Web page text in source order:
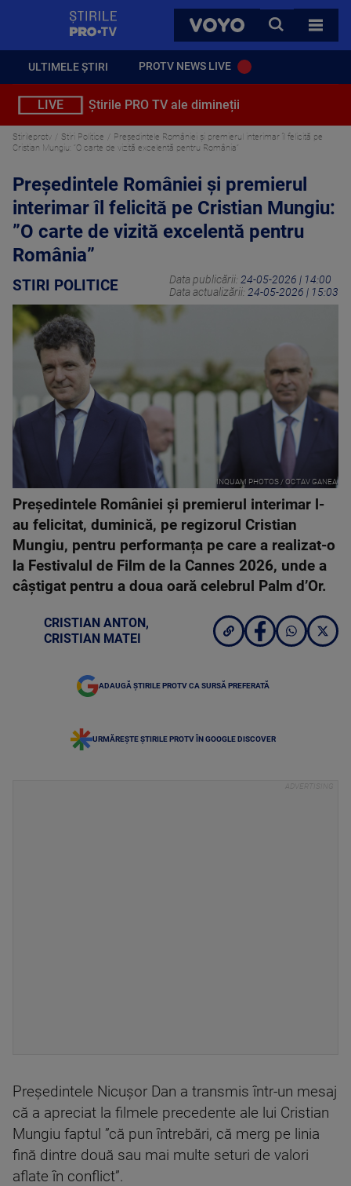
VOYO
CAUTA
TOATE
ULTIMELE ȘTIRI PROTV NEWS LIVE
LIVE Știrile PRO TV ale dimineții
Stirileprotv Stiri Politice
Președintele României și premierul interimar îl felicită pe
Cristian Mungiu: ”O carte de vizită excelentă pentru România”
Președintele României și premierul
interimar îl felicită pe Cristian Mungiu:
”O carte de vizită excelentă pentru
România”
STIRI POLITICE Data publicării: 24-05-2026 | 14:00
Data actualizării: 24-05-2026 | 15:03
INQUAM PHOTOS / OCTAV GANEA
Președintele României și premierul interimar l-
au felicitat, duminică, pe regizorul Cristian
Mungiu, pentru performanța pe care a realizat-o
la Festivalul de Film de la Cannes 2026, unde a
câștigat pentru a doua oară celebrul Palm d’Or.
CRISTIAN ANTON,
CRISTIAN MATEI
ADAUGĂ ȘTIRILE PROTV CA SURSĂ PREFERATĂ
URMĂREȘTE ȘTIRILE PROTV ÎN GOOGLE DISCOVER
Președintele Nicușor Dan a transmis într-un mesaj
că a apreciat la filmele precedente ale lui Cristian
Mungiu faptul ”că pun întrebări, că merg pe linia
fină dintre două sau mai multe seturi de valori
aflate în conflict”.